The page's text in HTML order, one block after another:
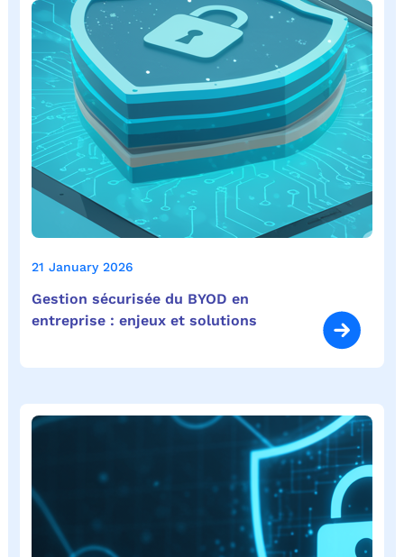
21 January 2026
Gestion sécurisée du BYOD en
entreprise : enjeux et solutions